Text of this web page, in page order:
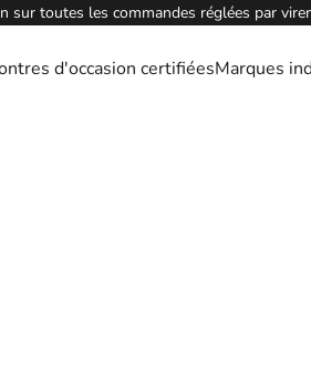
sur toutes les commandes réglées par
d'occasion certifiéesMarques